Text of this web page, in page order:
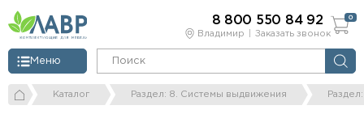
Владимир Заказать звонок
Меню
8 800 550 84 92 0
Каталог Раздел: 8. Системы выдвижения